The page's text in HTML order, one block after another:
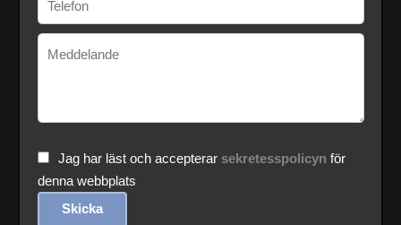
Jag har läst och accepterar sekretesspolicyn för
denna webbplats
Skicka